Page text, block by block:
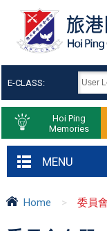
E-CLASS:
Hoi Ping
Memories
MENU
Home > 委員